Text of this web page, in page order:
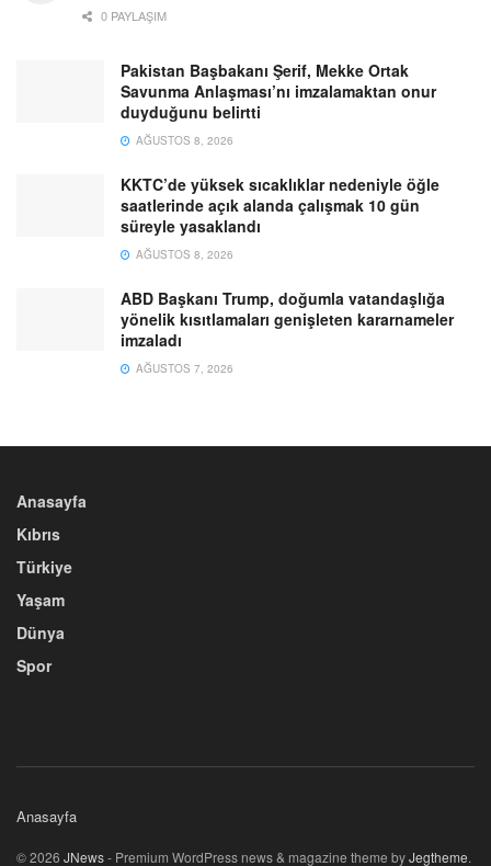
0 PAYLAŞIM
Pakistan Başbakanı Şerif, Mekke Ortak
Savunma Anlaşması’nı imzalamaktan onur
duyduğunu belirtti
AĞUSTOS 8, 2026
KKTC’de yüksek sıcaklıklar nedeniyle öğle
saatlerinde açık alanda çalışmak 10 gün
süreyle yasaklandı
AĞUSTOS 8, 2026
ABD Başkanı Trump, doğumla vatandaşlığa
yönelik kısıtlamaları genişleten kararnameler
imzaladı
AĞUSTOS 7, 2026
Anasayfa
Kıbrıs
Türkiye
Yaşam
Dünya
Spor
Anasayfa
© 2026 JNews- Premium WordPress news & magazine theme byJegtheme.